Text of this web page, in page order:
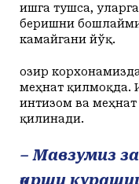
ишга тушса,
беришни
камайгани йўқ.
Ҳозир
меҳнат қилмоқда.
интизом ва меҳнат
қилинади.
– Мавзумиз
қарши